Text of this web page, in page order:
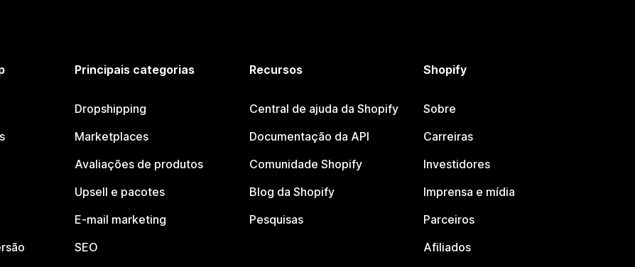
Principais categorias
Dropshipping
Marketplaces
Avaliações de produtos
Upsell e pacotes
E-mail marketing
SEO
Recursos
Central de ajuda da Shopify
Documentação da API
Comunidade Shopify
Blog da Shopify
Pesquisas
Shopify
Sobre
Carreiras
Investidores
Imprensa e mídia
Parceiros
Afiliados